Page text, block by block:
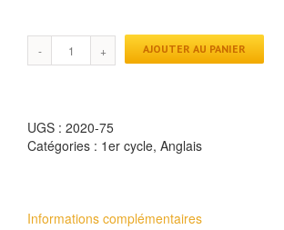
AJOUTER AU PANIER
UGS : 2020-75
Catégories : 1er cycle, Anglais
Informations complémentaires